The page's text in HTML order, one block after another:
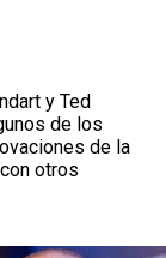
y Ted
de los
de la
otros